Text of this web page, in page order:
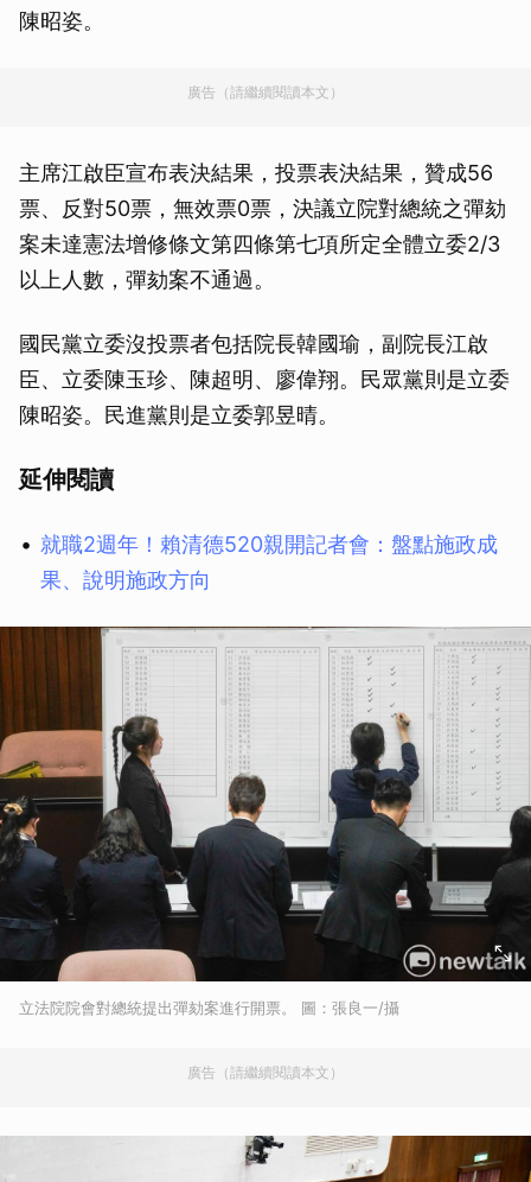
陳昭姿。
廣告（請繼續閱讀本文）
主席江啟臣宣布表決結果，投票表決結果，贊成56
票、反對50票，無效票0票，決議立院對總統之彈劾
案未達憲法增修條文第四條第七項所定全體立委2/3
以上人數，彈劾案不通過。
國民黨立委沒投票者包括院長韓國瑜，副院長江啟
臣、立委陳玉珍、陳超明、廖偉翔。民眾黨則是立委
陳昭姿。民進黨則是立委郭昱晴。
延伸閱讀
就職2週年！賴清德520親開記者會：盤點施政成
果、說明施政方向
立法院院會對總統提出彈劾案進行開票。 圖：張良一/攝
廣告（請繼續閱讀本文）